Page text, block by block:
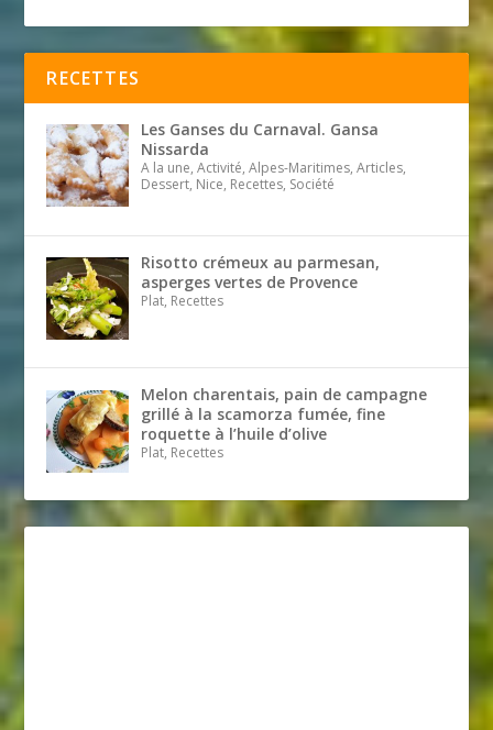
RECETTES
Les Ganses du Carnaval. Gansa
Nissarda
A la une, Activité, Alpes-Maritimes, Articles,
Dessert, Nice, Recettes, Société
Risotto crémeux au parmesan,
asperges vertes de Provence
Plat, Recettes
Melon charentais, pain de campagne
grillé à la scamorza fumée, fine
roquette à l’huile d’olive
Plat, Recettes